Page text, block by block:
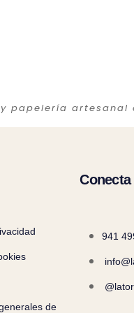
papelería artesanal
de
Conecta
941